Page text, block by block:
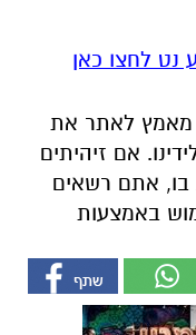
נט לחצו כאן
מאמץ לאתר את
אם זיהיתים
בו, אתם רשאים
באמצעות